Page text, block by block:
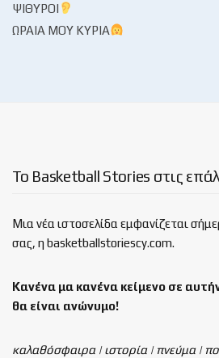
ΨΊΘΥΡΟΙ
ΩΡΑΊΑ ΜΟΥ ΚΥΡΊΑ
Το Basketball Stories στις
Μια νέα ιστοσελίδα εμφανίζεται
σας, η basketballstoriescy.com.
Κανένα μα κανένα κείμενο σε
θα είναι ανώνυμο!
καλαθόσφαιρα | ιστορία | πνεύμα |